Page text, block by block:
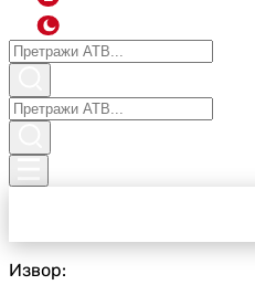
Извор: